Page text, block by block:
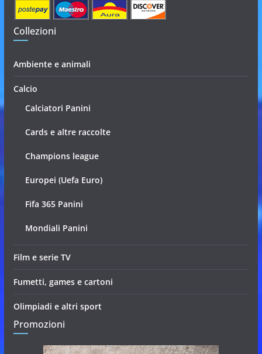
Collezioni
Ambiente e animali
Calcio
Calciatori Panini
Cards e altre raccolte
Champions league
Europei (Uefa Euro)
Fifa 365 Panini
Mondiali Panini
Film e serie TV
Fumetti, games e cartoni
Olimpiadi e altri sport
Promozioni